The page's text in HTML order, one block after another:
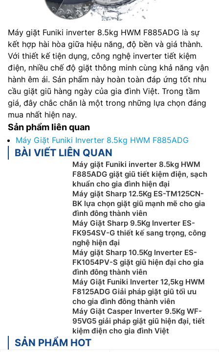
Máy giặt Funiki inverter 8.5kg HWM F885ADG là sự
kết hợp hài hòa giữa hiệu năng, độ bền và giá thành.
Với thiết kế tiện dụng, công nghệ inverter tiết kiệm
điện, nhiều chế độ giặt thông minh cùng khả năng vận
hành êm ái. Sản phẩm này hoàn toàn đáp ứng tốt nhu
cầu giặt giũ hàng ngày của gia đình Việt. Trong tầm
giá, đây chắc chắn là một trong những lựa chọn đáng
mua nhất hiện nay.
Sản phẩm liên quan
Máy Giặt Funiki Inverter 8.5kg HWM F885ADG
BÀI VIẾT LIÊN QUAN
Máy giặt Funiki inverter 8.5kg HWM
F885ADG giặt giũ tiết kiệm điện, sạch
khuẩn cho gia đình hiện đại
Máy giặt Sharp 12.5Kg ES-TM125CN-
BK lựa chọn giặt giũ mạnh mẽ cho gia
đình đông thành viên
Máy Giặt Sharp 9.5Kg Inverter ES-
FK954SV-G thiết kế sang trọng, công
nghệ hiện đại
Máy giặt Sharp 10.5Kg Inverter ES-
FK1054PV-S giặt giũ hiện đại cho gia
đình đông thành viên
Máy Giặt Funiki Inverter 12,5kg HWM
F8125ADG Giải pháp giặt giũ tối ưu
cho gia đình đông thành viên
Máy Giặt Casper Inverter 9.5Kg WF-
95VG5 giải pháp giặt giũ hiện đại, tiết
kiệm điện cho gia đình Việt
SẢN PHẨM HOT